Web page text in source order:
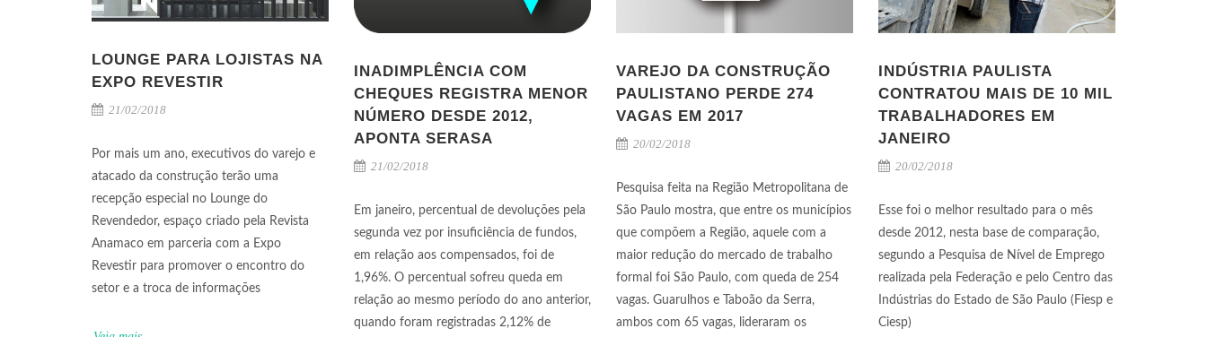
LOUNGE PARA LOJISTAS NA
EXPO REVESTIR
21/02/2018
Por mais um ano, executivos do varejo e
atacado da construção terão uma
recepção especial no Lounge do
Revendedor, espaço criado pela Revista
Anamaco em parceria com a Expo
Revestir para promover o encontro do
setor e a troca de informações
INADIMPLÊNCIA COM
CHEQUES REGISTRA MENOR
NÚMERO DESDE 2012,
APONTA SERASA
21/02/2018
Em janeiro, percentual de devoluções pela
segunda vez por insuficiência de fundos,
em relação aos compensados, foi de
1,96%. O percentual sofreu queda em
relação ao mesmo período do ano anterior,
quando foram registradas 2,12% de
VAREJO DA CONSTRUÇÃO
PAULISTANO PERDE 274
VAGAS EM 2017
20/02/2018
Pesquisa feita na Região Metropolitana de
São Paulo mostra, que entre os municípios
que compõem a Região, aquele com a
maior redução do mercado de trabalho
formal foi São Paulo, com queda de 254
vagas. Guarulhos e Taboão da Serra,
ambos com 65 vagas, lideraram os
INDÚSTRIA PAULISTA
CONTRATOU MAIS DE 10 MIL
TRABALHADORES EM
JANEIRO
20/02/2018
Esse foi o melhor resultado para o mês
desde 2012, nesta base de comparação,
segundo a Pesquisa de Nível de Emprego
realizada pela Federação e pelo Centro das
Indústrias do Estado de São Paulo (Fiesp e
Ciesp)